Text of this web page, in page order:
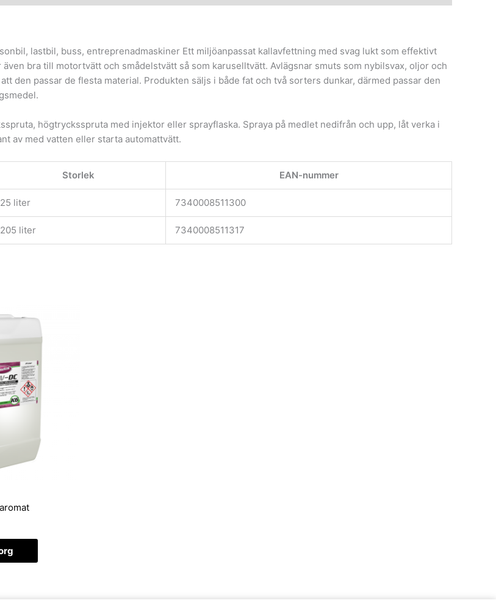
lastbil, buss, entreprenadmaskiner Ett miljöanpassat kallavfettning med svag lukt som effektivt
bra till motortvätt och smådelstvätt så som karuselltvätt. Avlägsnar smuts som nybilsvax, oljor och
den passar de flesta material. Produkten säljs i både fat och två sorters dunkar, därmed passar den
högtrycksspruta med injektor eller sprayflaska. Spraya på medlet nedifrån och upp, låt verka i
av med vatten eller starta automattvätt.
Storlek EAN-nummer
25 liter 7340008511300
205 liter 7340008511317